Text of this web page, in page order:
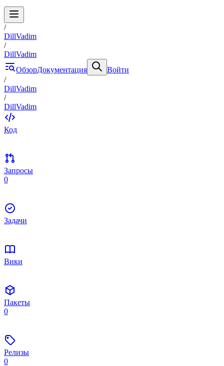
/
DillVadim
/
DillVadim
ОбзорДокументация
Войти
/
DillVadim
/
DillVadim
Код
Запросы
0
Задачи
Вики
Пакеты
0
Релизы
0